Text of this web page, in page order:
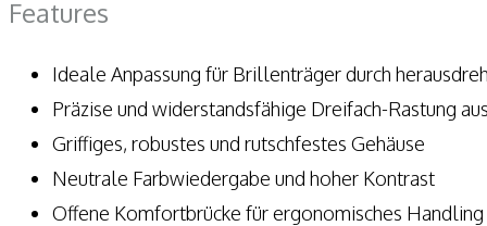
Features
Ideale Anpassung für Brillenträger durch
Präzise und widerstandsfähige Dreifach-Rastung
Griffiges, robustes und rutschfestes Gehäuse
Neutrale Farbwiedergabe und hoher Kontrast
Offene Komfortbrücke für ergonomisches Handling